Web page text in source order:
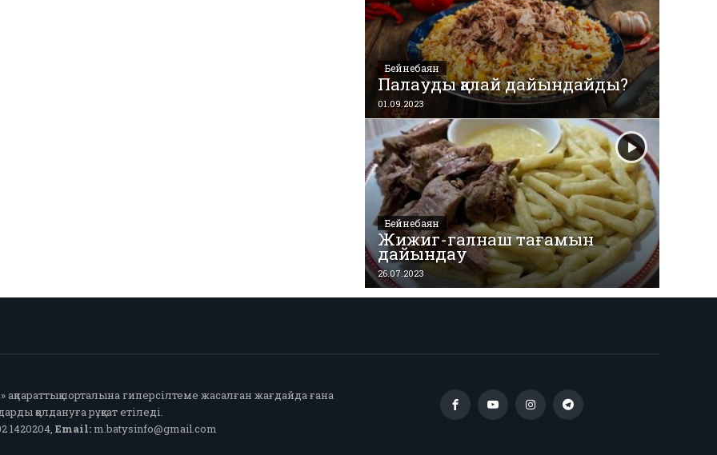
Бейнебаян
Палауды қалай дайындайды?
01.09.2023
Бейнебаян
Жижиг-галнаш тағамын
дайындау
26.07.2023
ақпараттық порталына гиперсілтеме жасалған жағдайда ғана
қолдануға рұқсат етіледі.
1420204, Email:m.batysinfo@gmail.com